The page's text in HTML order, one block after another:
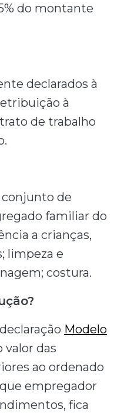
do montante
declarados à
à
de trabalho
conjunto de
familiar do
a crianças,
limpeza e
costura.
Modelo
valor das
ao ordenado
empregador
fica